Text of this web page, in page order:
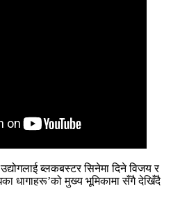
ब्लकबस्टर सिनेमा दिने विजय र
धागाहरू’को मुख्य भूमिकामा सँगै देखिँदै